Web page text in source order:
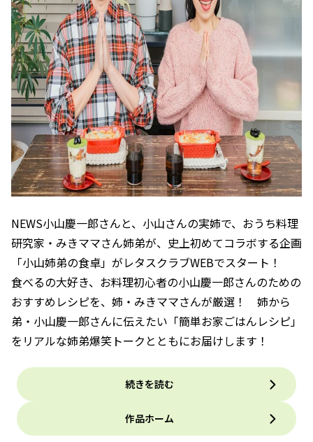
NEWS小山慶一郎さんと、小山さんの実姉で、おうち料理
研究家・みきママさん姉弟が、史上初めてコラボする企画
「小山姉弟の食卓」がレタスクラブWEBでスタート！
食べるの大好き、お料理初心者の小山慶一郎さんのための
おすすめレシピを、姉・みきママさんが厳選！ 姉から
弟・小山慶一郎さんに伝えたい「簡単お家ごはんレシピ」
をリアルな姉弟爆笑トークとともにお届けします！
続きを読む
作品ホーム